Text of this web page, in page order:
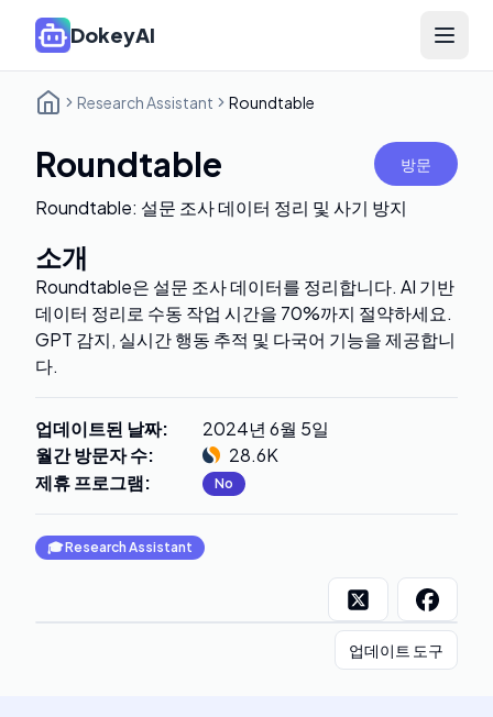
DokeyAI Open
Research Assistant Roundtable
Roundtable 방문
Roundtable: 설문 조사 데이터 정리 및 사기 방지
소개
Roundtable은 설문 조사 데이터를 정리합니다. AI 기반
데이터 정리로 수동 작업 시간을 70%까지 절약하세요.
GPT 감지, 실시간 행동 추적 및 다국어 기능을 제공합니
다.
업데이트된 날짜:
2024년 6월 5일
월간 방문자 수:
28.6K
제휴 프로그램: No
🎓Research Assistant
업데이트 도구